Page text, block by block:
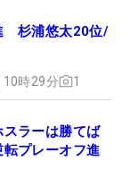
杉浦悠太20位/
時29分 1
スラーは勝てば
プレーオフ進